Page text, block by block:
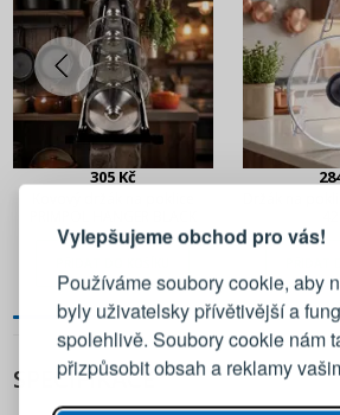
Vylepšujeme obchod pro vás!
Používáme soubory cookie, aby
byly uživatelsky přívětivější a
spolehlivě. Soubory cookie nám
přizpůsobit obsah a reklamy
305 Kč
SPECIFIKACE
PŘIHLÁŠENÍ
Přihlaste se ke
Emailová adresa